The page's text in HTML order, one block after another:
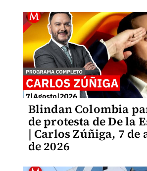
Blindan Colombia
de protesta de De la
| Carlos Zúñiga, 7 de
de 2026